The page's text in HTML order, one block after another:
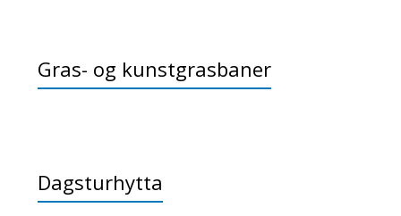
Gras- og kunstgrasbaner
Dagsturhytta